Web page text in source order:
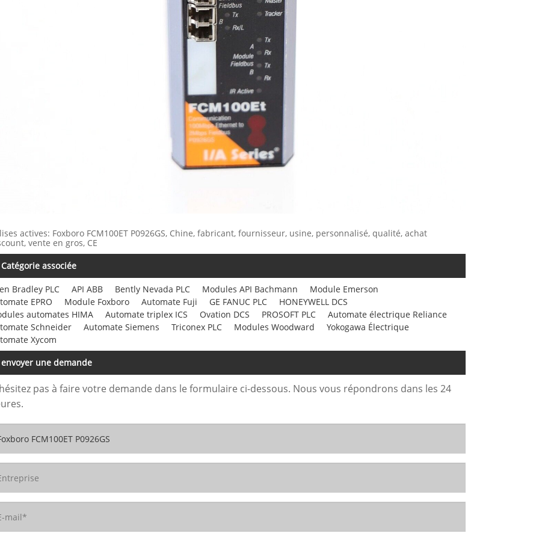
actives: Foxboro FCM100ET P0926GS, Chine, fabricant, fournisseur, usine, personnalisé, qualité, achat
vente en gros, CE
Catégorie associée
Bradley PLC API ABB Bently Nevada PLC Modules API Bachmann
Module Emerson
EPRO
Module Foxboro Automate Fuji GE FANUC PLC
HONEYWELL DCS
automates HIMA
Automate triplex ICS Ovation DCS PROSOFT PLC
Automate électrique Reliance
Schneider
Automate Siemens Triconex PLC Modules Woodward
Yokogawa Électrique
Xycom
envoyer une demande
pas à faire votre demande dans le formulaire ci-dessous. Nous vous répondrons dans les 24